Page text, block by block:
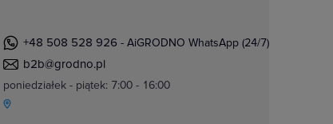
+48 508 528 926 - AiGRODNO WhatsApp (24/7)
b2b@grodno.pl
poniedziałek - piątek: 7:00 - 16:00